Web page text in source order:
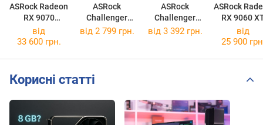
ASRock Radeon
RX 9070
Challenger
16GB
ASRock
Challenger
Gold CL-650G
ASRock
Challenger
Pure 360
ASRock
RX 9060
Challenger
16GB OC
від
33 600 грн.
від 2 799 грн. від 3 392 грн.
від
25 900
Корисні статті